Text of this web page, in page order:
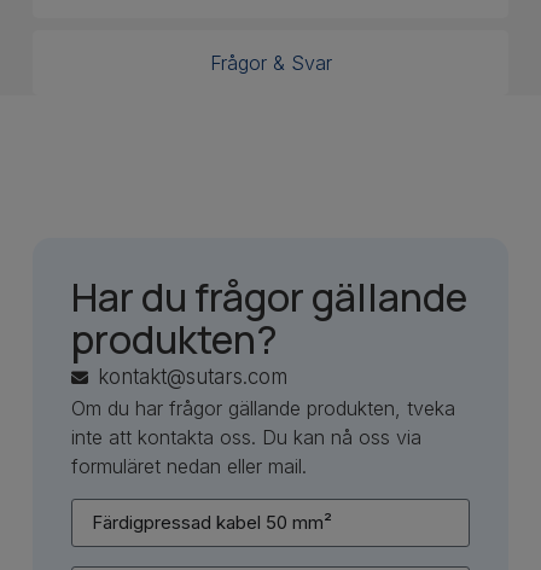
Frågor & Svar
Har du frågor gällande
produkten?
kontakt@sutars.com
Om du har frågor gällande produkten, tveka
inte att kontakta oss. Du kan nå oss via
formuläret nedan eller mail.